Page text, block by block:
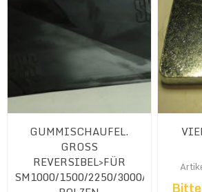
GUMMISCHAUFEL.
GROSS
REVERSIBEL>FÜR
SM1000/1500/2250/3000/4500<MIT